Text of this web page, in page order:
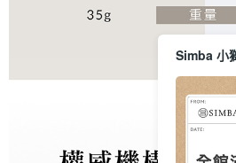
Simba 小